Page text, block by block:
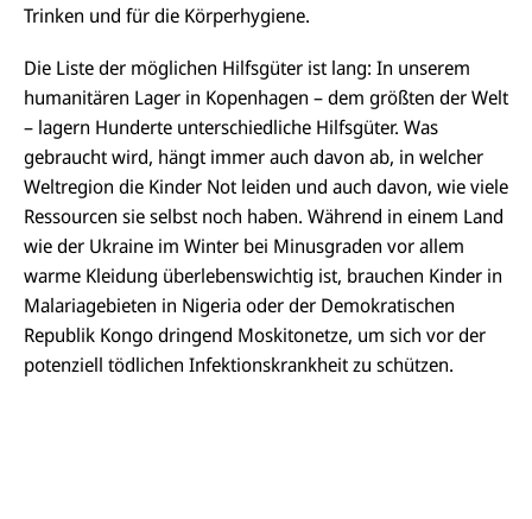
Trinken und für die Körperhygiene.
Die Liste der möglichen Hilfsgüter ist lang: In unserem
humanitären Lager in Kopenhagen – dem größten der Welt
– lagern Hunderte unterschiedliche Hilfsgüter. Was
gebraucht wird, hängt immer auch davon ab, in welcher
Weltregion die Kinder Not leiden und auch davon, wie viele
Ressourcen sie selbst noch haben. Während in einem Land
wie der Ukraine im Winter bei Minusgraden vor allem
warme Kleidung überlebenswichtig ist, brauchen Kinder in
Malariagebieten in Nigeria oder der Demokratischen
Republik Kongo dringend Moskitonetze, um sich vor der
potenziell tödlichen Infektionskrankheit zu schützen.